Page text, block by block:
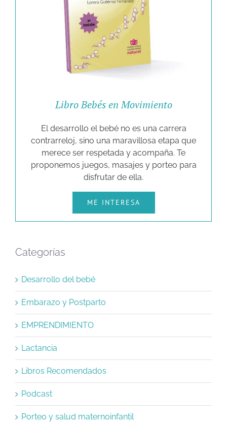
Libro Bebés en Movimiento
El desarrollo el bebé no es una carrera
contrarreloj, sino una maravillosa etapa que
merece ser respetada y acompaña. Te
proponemos juegos, masajes y porteo para
disfrutar de ella.
ME INTERESA
Categorías
Desarrollo del bebé
Embarazo y Postparto
EMPRENDIMIENTO
Lactancia
Libros Recomendados
Podcast
Porteo y salud maternoinfantil